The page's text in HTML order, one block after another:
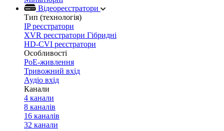
Відеореєстратори
Тип (технологія)
IP реєстратори
XVR реєстратори Гібридні
HD-CVI реєстратори
Особливості
PoE-живлення
Тривожний вхід
Аудіо вхід
Канали
4 канали
8 каналів
16 каналів
32 канали